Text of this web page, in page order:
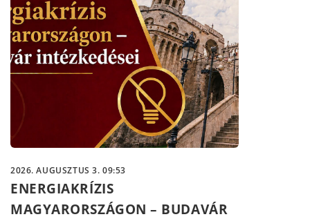
2026. AUGUSZTUS 3. 09:53
ENERGIAKRÍZIS
MAGYARORSZÁGON – BUDAVÁR